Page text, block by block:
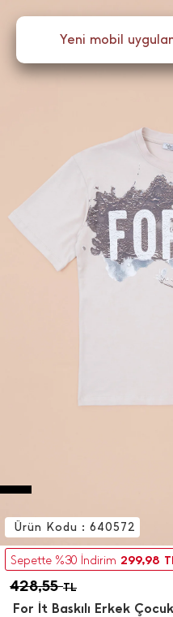
Menü
Sepette %30 İndirim 299,98
428,55TL
For İ̇t Baskılı Erkek
Ürün Kodu : 640572
Yeni mobil